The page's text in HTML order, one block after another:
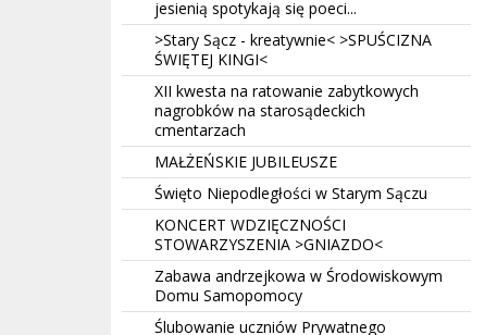
jesienią spotykają się poeci...
>Stary Sącz - kreatywnie< >SPUŚCIZNA
ŚWIĘTEJ KINGI<
XII kwesta na ratowanie zabytkowych
nagrobków na starosądeckich
cmentarzach
MAŁŻEŃSKIE JUBILEUSZE
Święto Niepodległości w Starym Sączu
KONCERT WDZIĘCZNOŚCI
STOWARZYSZENIA >GNIAZDO<
Zabawa andrzejkowa w Środowiskowym
Domu Samopomocy
Ślubowanie uczniów Prywatnego